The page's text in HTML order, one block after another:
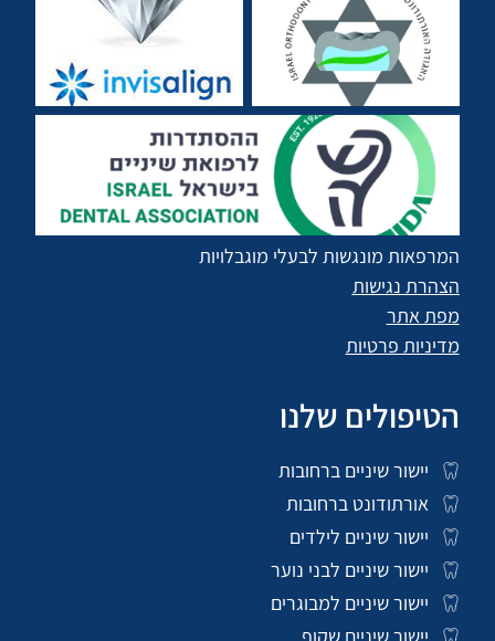
המרפאות מונגשות לבעלי מוגבלויות
הצהרת נגישות
מפת אתר
מדיניות פרטיות
הטיפולים שלנו
יישור שיניים ברחובות
אורתודונט ברחובות
יישור שיניים לילדים
יישור שיניים לבני נוער
יישור שיניים למבוגרים